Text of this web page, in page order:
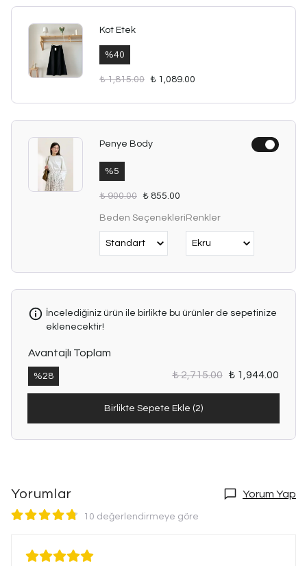
Kot Etek
%40
₺ 1,815.00 ₺ 1,089.00
Penye Body
%5
₺ 900.00 ₺ 855.00
Beden SeçenekleriRenkler
İncelediğiniz ürün ile birlikte bu ürünler de sepetinize
eklenecektir!
Avantajlı Toplam
%28 ₺ 2,715.00 ₺ 1,944.00
Birlikte Sepete Ekle (2)
Yorumlar Yorum Yap
10 değerlendirmeye göre